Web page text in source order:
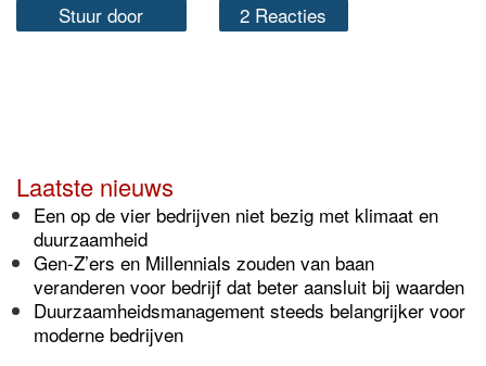
Stuur door 2 Reacties
Laatste nieuws
Een op de vier bedrijven niet bezig met klimaat en
duurzaamheid
Gen-Z’ers en Millennials zouden van baan
veranderen voor bedrijf dat beter aansluit bij waarden
Duurzaamheidsmanagement steeds belangrijker voor
moderne bedrijven